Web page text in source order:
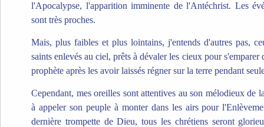
l'Apocalypse, l'apparition imminente de l'Antéchrist. Les
sont très proches.
Mais, plus faibles et plus lointains, j'entends d'autres pas,
saints enlevés au ciel, prêts à dévaler les cieux pour
prophète après les avoir laissés régner sur la terre pendant
Cependant, mes oreilles sont attentives au son mélodieux de
à appeler son peuple à monter dans les airs pour
dernière trompette de Dieu, tous les chrétiens seront